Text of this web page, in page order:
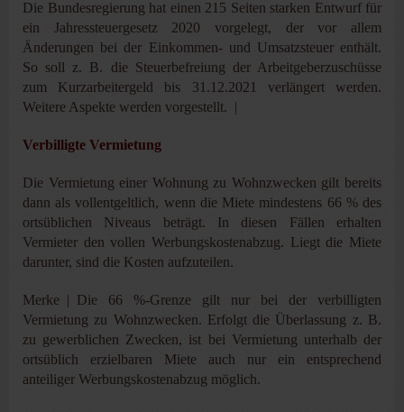
Die Bundesregierung hat einen 215 Seiten starken Entwurf für
ein Jahressteuergesetz 2020 vorgelegt, der vor allem
Änderungen bei der Einkommen- und Umsatzsteuer enthält.
So soll z. B. die Steuerbefreiung der Arbeitgeberzuschüsse
zum Kurzarbeitergeld bis 31.12.2021 verlängert werden.
Weitere Aspekte werden vorgestellt. |
Verbilligte Vermietung
Die Vermietung einer Wohnung zu Wohnzwecken gilt bereits
dann als vollentgeltlich, wenn die Miete mindestens 66 % des
ortsüblichen Niveaus beträgt. In diesen Fällen erhalten
Vermieter den vollen Werbungskostenabzug. Liegt die Miete
darunter, sind die Kosten aufzuteilen.
Merke | Die 66 %-Grenze gilt nur bei der verbilligten
Vermietung zu Wohnzwecken. Erfolgt die Überlassung z. B.
zu gewerblichen Zwecken, ist bei Vermietung unterhalb der
ortsüblich erzielbaren Miete auch nur ein entsprechend
anteiliger Werbungskostenabzug möglich.